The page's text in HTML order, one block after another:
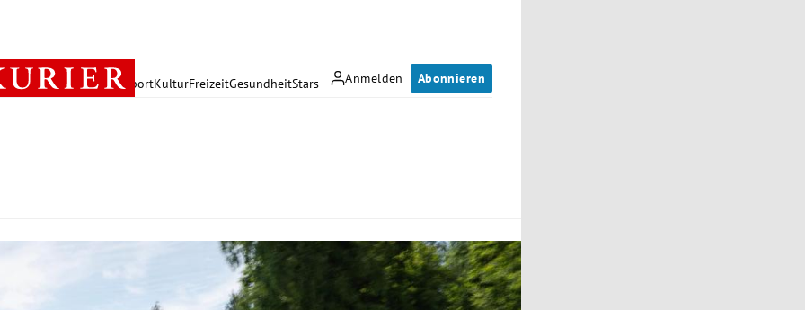
Anmelden Abonnieren
PolitikWirtschaft SportKulturFreizeitGesundheitStars